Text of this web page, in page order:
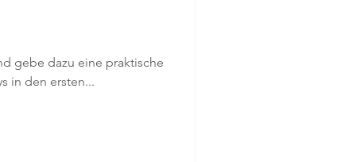
gebe dazu eine praktische
in den ersten...